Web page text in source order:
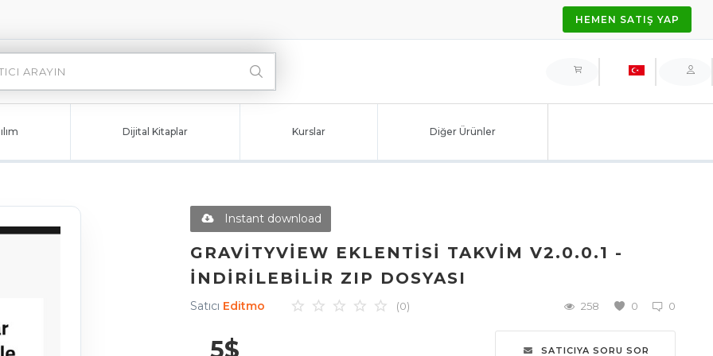
HEMEN SATIŞ YAP
Dijital Kitaplar Kurslar Diğer Ürünler
Instant download
GRAVITYVIEW EKLENTISI TAKVIM V2.0.0.1 -
İNDIRILEBILIR ZIP DOSYASI
Satıcı Editmo 0
(0) 0
258
SATICIYA SORU SOR